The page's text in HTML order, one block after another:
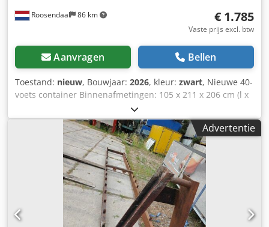
Roosendaal 86 km € 1.785
Vaste prijs excl. btw
Aanvragen Bellen
Toestand: nieuw, Bouwjaar: 2026, kleur: zwart, Nieuwe 40-
voets container Binnenafmetingen: 105 x 211 x 206 cm (l x
b x h) = 4,60 m³ Dwsdpfxezqd A Uj Achoa Zwart (RAL 9005)
nog slechts 3 stuks beschikbaar = Verdere informatie =
Algemene informatie Bouwjaar: maart 2026 Modeljaar:
2026 Afmetingen Afmetingen (l x b x h): 120 x 220 x 226 cm
Gewichten Leeggewicht: 670 kg Laadvermogen: 2.330 kg
Maximaal toegestaan totaalgewicht: 3.000 kg Staat
Algemene staat: zeer goed Technische staat: zeer goed
Visuele staat: zeer goed Productveiligheid Fabrikant:
Shanghai Shengji Verdere informatie Neem contact op met
Arne Honingh voor meer informatie.
Advertentie